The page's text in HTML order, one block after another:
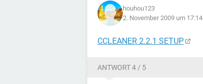
houhou123
2. November 2009 um 17:14
CCLEANER 2.2.1 SETUP
ANTWORT 4 / 5